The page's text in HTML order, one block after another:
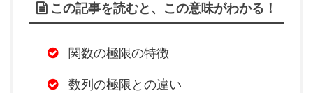
この記事を読むと、この意味がわかる！
関数の極限の特徴
数列の極限との違い